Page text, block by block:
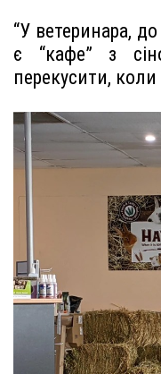
“У ветеринара,
є “кафе” з
перекусити, коли